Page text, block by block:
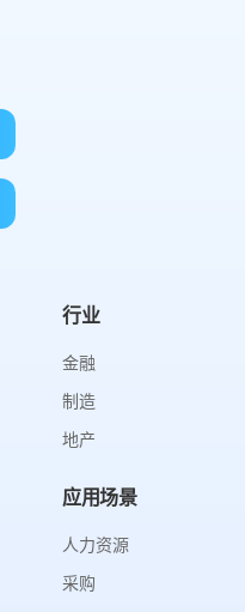
行业
金融
制造
地产
应用场景
人力资源
采购